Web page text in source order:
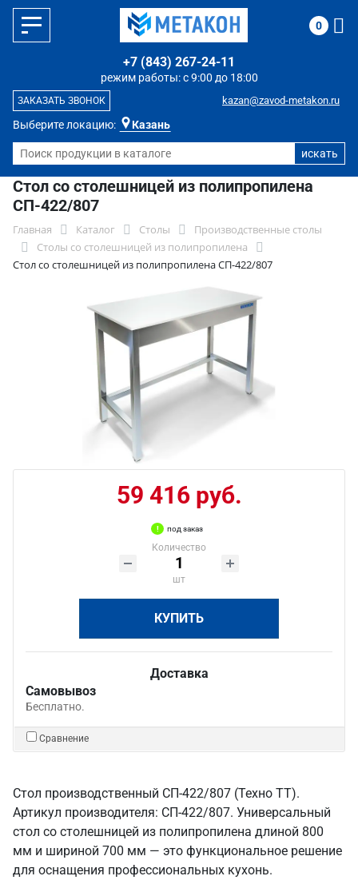
Выберите локацию: Казань
режим работы: с 9:00 до 18:00
+7 (843) 267-24-11
kazan@zavod-metakon.ru
ЗАКАЗАТЬ ЗВОНОК
0
Стол со столешницей из полипропилена
СП-422/807
Главная Каталог Столы
Производственные столы
Столы со столешницей из полипропилена
Стол со столешницей из полипропилена СП-422/807
59 416 руб.
под заказ
Количество
шт
КУПИТЬ
Доставка
Самовывоз
Бесплатно.
Сравнение
Стол производственный СП-422/807 (Техно ТТ).
Артикул производителя: СП-422/807. Универсальный
стол со столешницей из полипропилена длиной 800
мм и шириной 700 мм — это функциональное решение
для оснащения профессиональных кухонь.